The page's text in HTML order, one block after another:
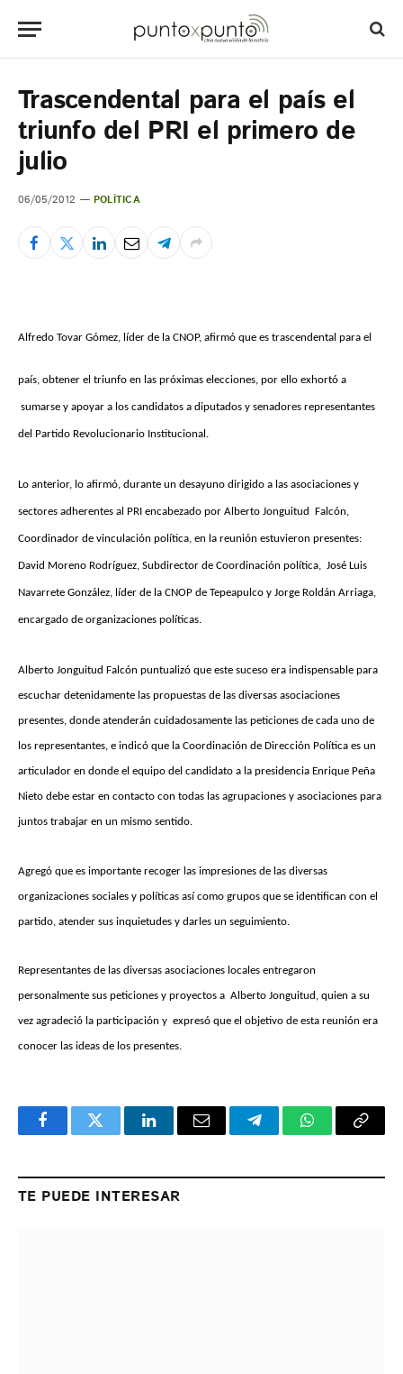
Trascendental para el país el
triunfo del PRI el primero de
julio
06/05/2012 POLÍTICA
Alfredo Tovar Gómez, líder de la CNOP, afirmó que es trascendental para el
país, obtener el triunfo en las próximas elecciones, por ello exhortó a
sumarse y apoyar a los candidatos a diputados y senadores representantes
del Partido Revolucionario Institucional.
Lo anterior, lo afirmó, durante un desayuno dirigido a las asociaciones y
sectores adherentes al PRI encabezado por Alberto Jonguitud Falcón,
Coordinador de vinculación política, en la reunión estuvieron presentes:
David Moreno Rodríguez, Subdirector de Coordinación política, José Luis
Navarrete González, líder de la CNOP de Tepeapulco y Jorge Roldán Arriaga,
encargado de organizaciones políticas.
Alberto Jonguitud Falcón puntualizó que este suceso era indispensable para
escuchar detenidamente las propuestas de las diversas asociaciones
presentes, donde atenderán cuidadosamente las peticiones de cada uno de
los representantes, e indicó que la Coordinación de Dirección Política es un
articulador en donde el equipo del candidato a la presidencia Enrique Peña
Nieto debe estar en contacto con todas las agrupaciones y asociaciones para
juntos trabajar en un mismo sentido.
Agregó que es importante recoger las impresiones de las diversas
organizaciones sociales y políticas así como grupos que se identifican con el
partido, atender sus inquietudes y darles un seguimiento.
Representantes de las diversas asociaciones locales entregaron
personalmente sus peticiones y proyectos a Alberto Jonguitud, quien a su
vez agradeció la participación y expresó que el objetivo de esta reunión era
conocer las ideas de los presentes.
FacebookTwitter LinkedInEmail TelegramWhatsApp
Copy
TE PUEDE INTERESAR